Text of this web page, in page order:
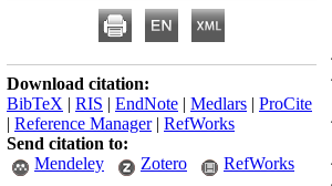
Download citation:
BibTeX | RIS | EndNote | Medlars | ProCite
| Reference Manager| RefWorks
Send citation to:
Mendeley
Zotero RefWorks